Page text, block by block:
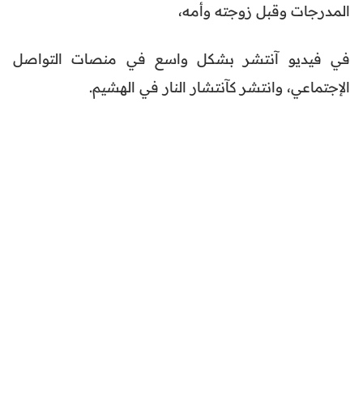
المدرجات وقبل زوجته وأمه،
في فيديو آنتشر بشكل واسع في منصات التواصل
الإجتماعي، وانتشر كآنتشار النار في الهشيم.